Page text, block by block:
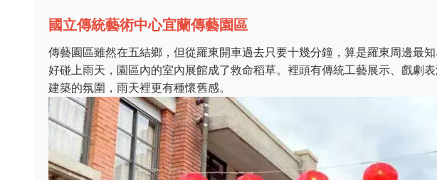
國立傳統藝術中心宜蘭傳藝園區
傳藝園區雖然在五結鄉，但從羅東開車過去只要十幾分鐘，算是羅東周邊最
好碰上雨天，園區內的室內展館成了救命稻草。裡頭有傳統工藝展示、戲劇
建築的氛圍，雨天裡更有種懷舊感。